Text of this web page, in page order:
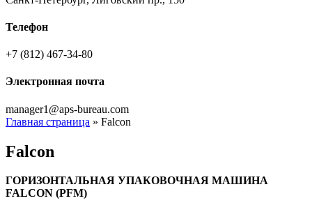
Телефон
+7 (812) 467-34-80
Электронная почта
manager1@aps-bureau.com
Главная страница » Falcon
Falcon
ГОРИЗОНТАЛЬНАЯ УПАКОВОЧНАЯ МАШИНА
FALCON (PFM)